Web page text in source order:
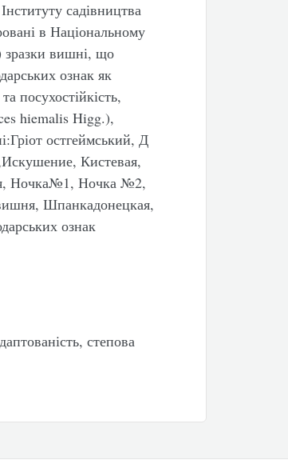
садівництва
в Національному
зразки вишні, що
ознак як
посухостійкість,
hiemalis Higg.),
остгеймський, Д
Кистевая,
Ночка№1, Ночка №2,
Шпанкадонецкая,
ознак
степова